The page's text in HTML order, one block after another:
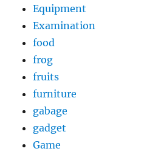
Equipment
Examination
food
frog
fruits
furniture
gabage
gadget
Game